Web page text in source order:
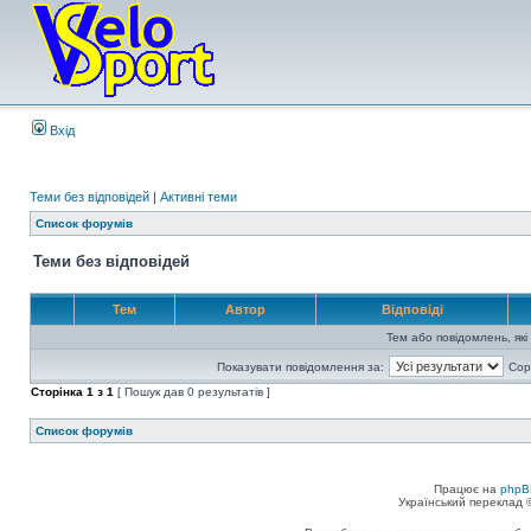
Вхід
Теми без відповідей | Активні теми
Список форумів
Теми без відповідей
Тем Автор Відповіді
Тем або повідомлень,
Показувати повідомлення за:
Сторінка 1 з 1 [ Пошук дав 0 результатів ]
Список форумів
Працює на
Український